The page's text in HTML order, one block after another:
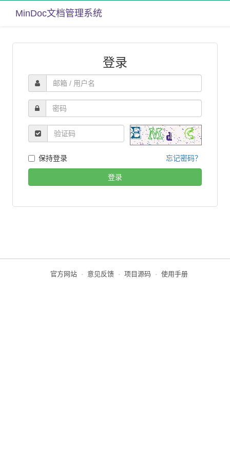
MinDoc文档管理系统
登录
保持登录 忘记密码？
登录
官方网站 · 意见反馈 · 项目源码 · 使用手册